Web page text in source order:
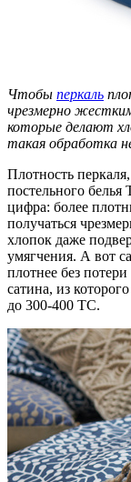
Чтобы перкаль
чрезмерно
которые делают
такая обработка
Плотность
постельного
цифра: более
получаться
хлопок даже
умягчения. А вот
плотнее без
сатина, из
до 300-400 ТС.